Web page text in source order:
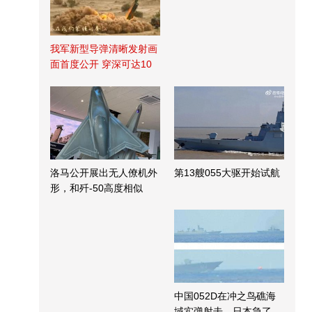
我军新型导弹清晰发射画
面首度公开 穿深可达10
洛马公开展出无人僚机外
形，和歼-50高度相似
第13艘055大驱开始试航
中国052D在冲之鸟礁海